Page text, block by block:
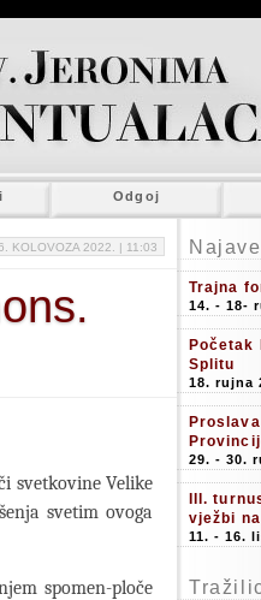
Odgoj
KOLOVOZA 2022. | 11:03
svetkovine Velike
svetim ovoga
spomen-ploče
Najave
Trajna
14. - 18-
Početak
Splitu
18. rujna
29. - 30.
III.
vježbi
11. - 16.